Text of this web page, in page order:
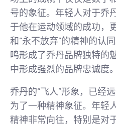
号的象征。年轻人对于乔
于他在运动领域的成功，
和“永不放弃”的精神的认
鸣形成了乔丹品牌独特的
中形成强烈的品牌忠诚度。
乔丹的“飞人”形象，已经
为了一种精神象征。年轻
精神非常向往，特别是对